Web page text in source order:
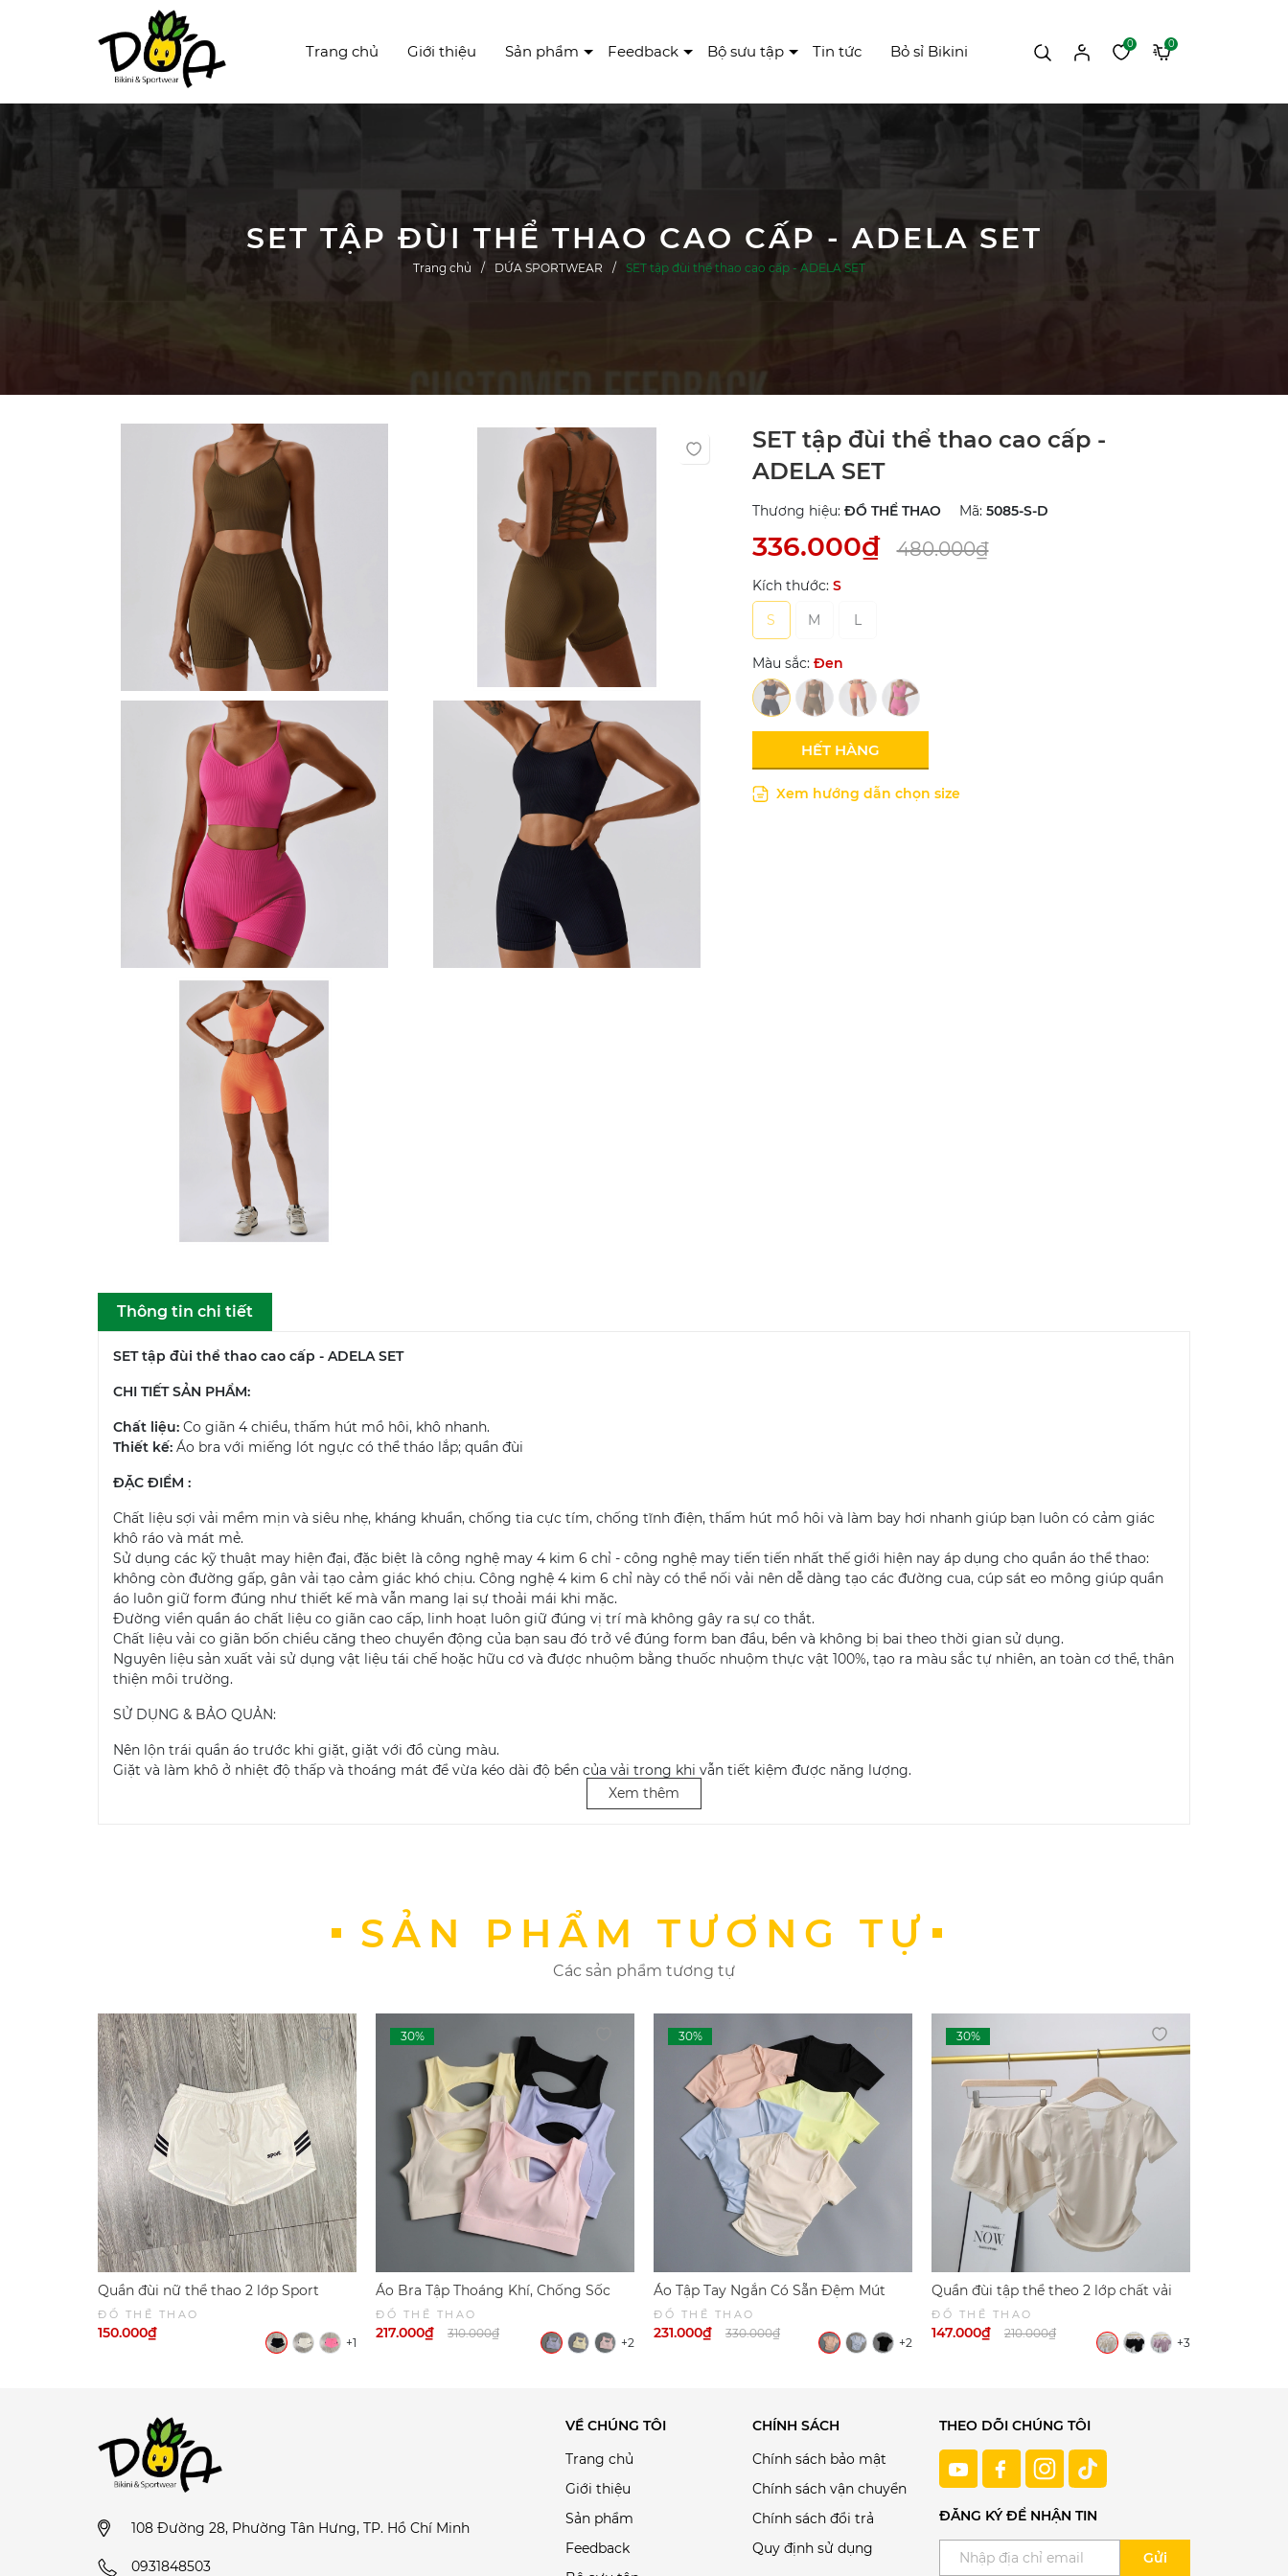
Trang chủ Giới thiệu Sản phẩm Feedback Bộ sưu tập Tin tức Bỏ sỉ Bikini 0 0
SET TẬP ĐÙI THỂ THAO CAO CẤP - ADELA SET
Trang chủ DỨA SPORTWEAR SET tập đùi thể thao cao cấp - ADELA SET
SET tập đùi thể thao cao cấp -
ADELA SET
Thương hiệu: ĐỒ THỂ THAO Mã: 5085-S-D
336.000₫ 480.000₫
Kích thước: S
S
M L
Màu sắc: Đen
HẾT HÀNG
Xem hướng dẫn chọn size
Thông tin chi tiết
SET tập đùi thể thao cao cấp - ADELA SET
CHI TIẾT SẢN PHẨM:
Chất liệu: Co giãn 4 chiều, thấm hút mồ hôi, khô nhanh.
Thiết kế: Áo bra với miếng lót ngực có thể tháo lắp; quần đùi
ĐẶC ĐIỂM :
Chất liệu sợi vải mềm mịn và siêu nhẹ, kháng khuẩn, chống tia cực tím, chống tĩnh điện, thấm hút mồ hôi và làm bay hơi nhanh giúp bạn luôn có cảm giác
khô ráo và mát mẻ.
Sử dụng các kỹ thuật may hiện đại, đặc biệt là công nghệ may 4 kim 6 chỉ - công nghệ may tiến tiến nhất thế giới hiện nay áp dụng cho quần áo thể thao:
không còn đường gấp, gân vải tạo cảm giác khó chịu. Công nghệ 4 kim 6 chỉ này có thể nối vải nên dễ dàng tạo các đường cua, cúp sát eo mông giúp quần
áo luôn giữ form đúng như thiết kế mà vẫn mang lại sự thoải mái khi mặc.
Đường viền quần áo chất liệu co giãn cao cấp, linh hoạt luôn giữ đúng vị trí mà không gây ra sự co thắt.
Chất liệu vải co giãn bốn chiều căng theo chuyển động của bạn sau đó trở về đúng form ban đầu, bền và không bị bai theo thời gian sử dụng.
Nguyên liệu sản xuất vải sử dụng vật liệu tái chế hoặc hữu cơ và được nhuộm bằng thuốc nhuộm thực vật 100%, tạo ra màu sắc tự nhiên, an toàn cơ thể, thân
thiện môi trường.
SỬ DỤNG & BẢO QUẢN:
Nên lộn trái quần áo trước khi giặt, giặt với đồ cùng màu.
Giặt và làm khô ở nhiệt độ thấp và thoáng mát để vừa kéo dài độ bền của vải trong khi vẫn tiết kiệm được năng lượng.
Luôn tránh sử dụng chất tẩy rửa, chất làm mềm vải – chúng có thể ức chế sự thấm hút và hạn chế sự thông thoáng của vải khi thực hành.
Xem thêm
SẢN PHẨM TƯƠNG TỰ
Các sản phẩm tương tự
Quần đùi nữ thể thao 2 lớp Sport
6049
ĐỒ THỂ THAO
150.000₫
+1
Áo Bra Tập Thoáng Khí, Chống Sốc
Khi CHạy Bộ 6047 | DỨA BIKINI &
SPORTWEAR
ĐỒ THỂ THAO
217.000₫ 310.000₫
+2
Áo Tập Tay Ngắn Có Sẵn Đệm Mút
Đúc, Áo Tập Yoga, Gym, Pilates 6046 |
DỨA BIKINI & SPORTWEAR
ĐỒ THỂ THAO
231.000₫ 330.000₫
+2
Quần đùi tập thể theo 2 lớp chất vải
mềm mịn thoáng khí 6045
ĐỒ THỂ THAO
147.000₫ 210.000₫
+3
108 Đường 28, Phường Tân Hưng, TP. Hồ Chí Minh
0931848503
VỀ CHÚNG TÔI
Trang chủ
Giới thiệu
Sản phẩm
Feedback
CHÍNH SÁCH
Chính sách bảo mật
Chính sách vận chuyển
Chính sách đổi trả
Quy định sử dụng
THEO DÕI CHÚNG TÔI
ĐĂNG KÝ ĐỂ NHẬN TIN
Gửi